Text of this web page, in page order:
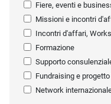
Fiere, eventi e
Missioni e incontri
Incontri d'affari,
Formazione
Supporto
Fundraising e progetto
Network